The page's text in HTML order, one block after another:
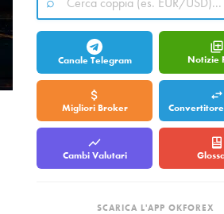
Canale Telegram Notizie
Migliori Broker
Cambi Valutari
SCARICA L'APP OKFOREX